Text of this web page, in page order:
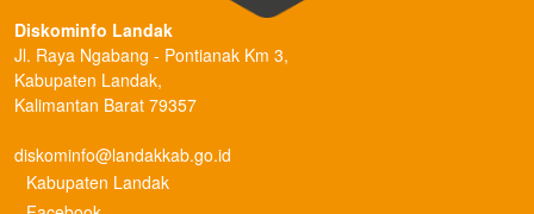
Diskominfo Landak
Jl. Raya Ngabang - Pontianak Km 3,
Kabupaten Landak,
Kalimantan Barat 79357
diskominfo@landakkab.go.id
Kabupaten Landak